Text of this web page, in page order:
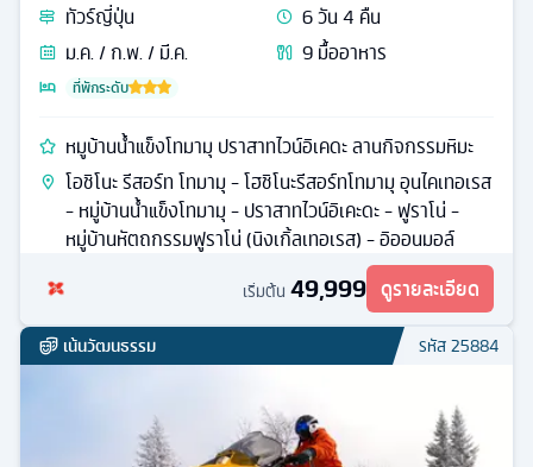
ทัวร์ญี่ปุ่น 6วัน4 คืน
ม.ค. / ก.พ. / มี.ค.
9มื้ออาหาร
ที่พักระดับ
หมูบ้านน้ำแข็งโทมามุ ปราสาทไวน์อิเคดะ ลานกิจกรรมหิมะ
โอชิโนะ รีสอร์ท โทมามุ - โฮชิโนะรีสอร์ทโทมามุ อุนไคเทอเรส
- หมู่บ้านน้ำแข็งโทมามุ - ปราสาทไวน์อิเคะดะ - ฟูราโน่ -
หมู่บ้านหัตถกรรมฟูราโน่ (นิงเกิ้ลเทอเรส) - อิออนมอล์
เริ่มต้น 49,999 ดูรายละเอียด
เน้นวัฒนธรรม รหัส25884